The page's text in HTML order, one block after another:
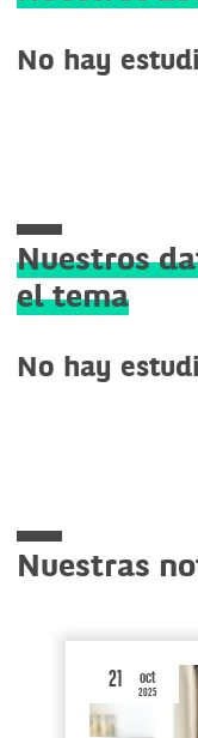
No hay
Nuestros
el tema
No hay
Nuestras
21 oct
2025